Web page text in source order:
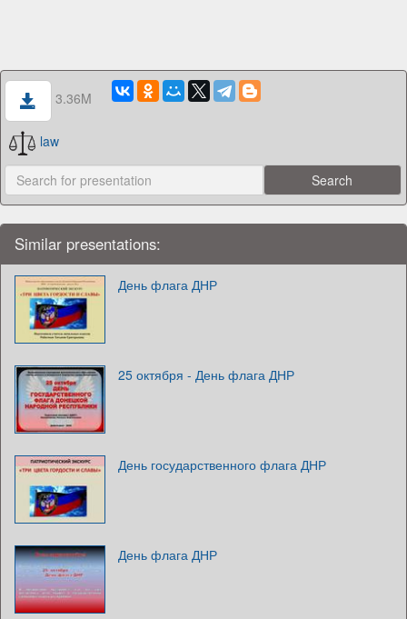
3.36M
law
Similar presentations:
День флага ДНР
25 октября - День флага ДНР
День государственного флага ДНР
День флага ДНР